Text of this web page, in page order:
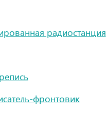
радиостанция
фронтовик